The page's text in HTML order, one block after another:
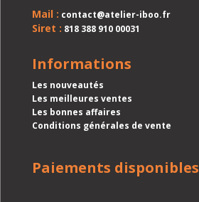
Mail : contact@atelier-iboo.fr
Siret : 818 388 910 00031
Informations
Les nouveautés
Les meilleures ventes
Les bonnes affaires
Conditions générales de vente
Paiements disponibles